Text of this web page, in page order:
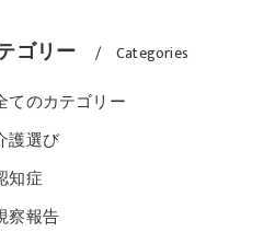
ゴリー Categories
てのカテゴリー
護選び
知症
察報告